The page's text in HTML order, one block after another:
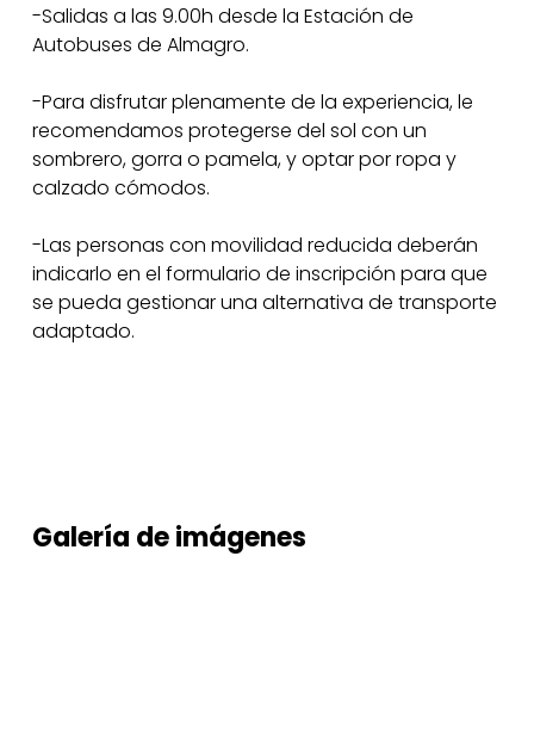
-Salidas a las 9.00h desde la Estación de
Autobuses de Almagro.
-Para disfrutar plenamente de la experiencia, le
recomendamos protegerse del sol con un
sombrero, gorra o pamela, y optar por ropa y
calzado cómodos.
-Las personas con movilidad reducida deberán
indicarlo en el formulario de inscripción para que
se pueda gestionar una alternativa de transporte
adaptado.
Galería deimágenes